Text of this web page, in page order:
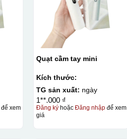
để xem
Quạt cầm tay mini
Kích thước:
TG sản xuất: ngày
1**.000 ₫
Đăng kýhoặc Đăng nhậpđể xem
giá